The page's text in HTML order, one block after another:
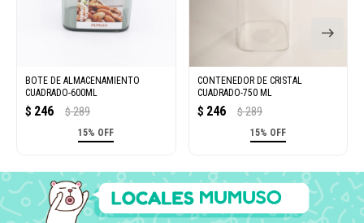
BOTE DE ALMACENAMIENTO
CUADRADO-600ML
$ 246 $ 289
15% OFF
CONTENEDOR DE CRISTAL
CUADRADO-750 ML
$ 246 $ 289
15% OFF